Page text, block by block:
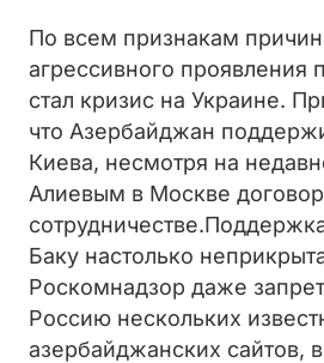
По всем признакам
агрессивного проявления
стал кризис на Украине.
что Азербайджан
Киева, несмотря на
Алиевым в Москве
сотрудничестве.
Баку настолько
Роскомнадзор даже
Россию нескольких
азербайджанских сайтов,